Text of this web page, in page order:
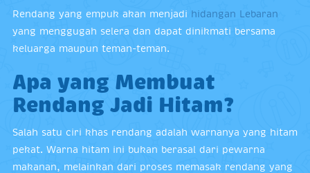
Rendang yang empuk akan menjadi hidangan Lebaran
yang menggugah selera dan dapat dinikmati bersama
keluarga maupun teman-teman.
Apa yang Membuat
Rendang Jadi Hitam?
Salah satu ciri khas rendang adalah warnanya yang hitam
pekat. Warna hitam ini bukan berasal dari pewarna
makanan, melainkan dari proses memasak rendang yang